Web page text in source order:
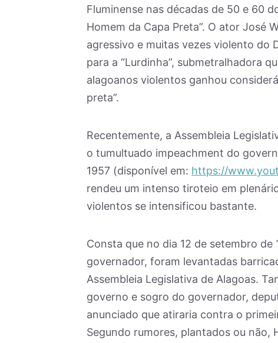
Fluminense nas décadas de 50 e 60
Homem da Capa Preta”. O ator José
agressivo e muitas vezes violento do
para a “Lurdinha”, submetralhadora
alagoanos violentos ganhou
preta”.
Recentemente, a Assembleia
o tumultuado impeachment do
1957 (disponível em: https://
rendeu um intenso tiroteio em
violentos se intensificou bastante.
Consta que no dia 12 de setembro
governador, foram levantadas
Assembleia Legislativa de Alagoas.
governo e sogro do governador,
anunciado que atiraria contra o
Segundo rumores, plantados ou não,